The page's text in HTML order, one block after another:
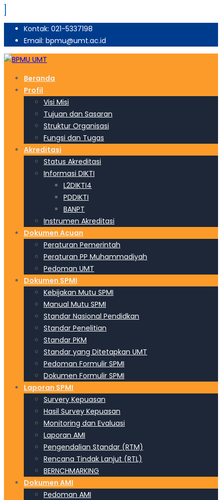
Kontak: 021-5337198
Email: bpmu@umt.ac.id
Beranda
Profil
Visi Misi
Tujuan dan Sasaran
Struktur Organisasi
Fungsi dan Tugas
Akreditasi
Status Akreditasi
Informasi DIKTI
L2DIKTI4
PDDIKTI
BANPT
Instrumen Akreditasi
Dokumen Acuan
Peraturan Pemerintah
Peraturan PP Muhammadiyah
Pedoman UMT
Dokumen SPMI
Kebijakan Mutu SPMI
Manual Mutu SPMI
Standar Nasional Pendidkan
Standar Penelitian
Standar PKM
Standar yang Ditetapkan UMT
Pedoman Formulir SPMI
Dokumen Formulir SPMI
Laporan SPMI
Survery Kepuasan
Hasil Survey Kepuasan
Monitoring dan Evaluasi
Laporan AMI
Pengendalian Standar (RTM)
Rencana Tindak Lanjut (RTL)
BERNCHMARKING
Dokumen AMI
Pedoman AMI